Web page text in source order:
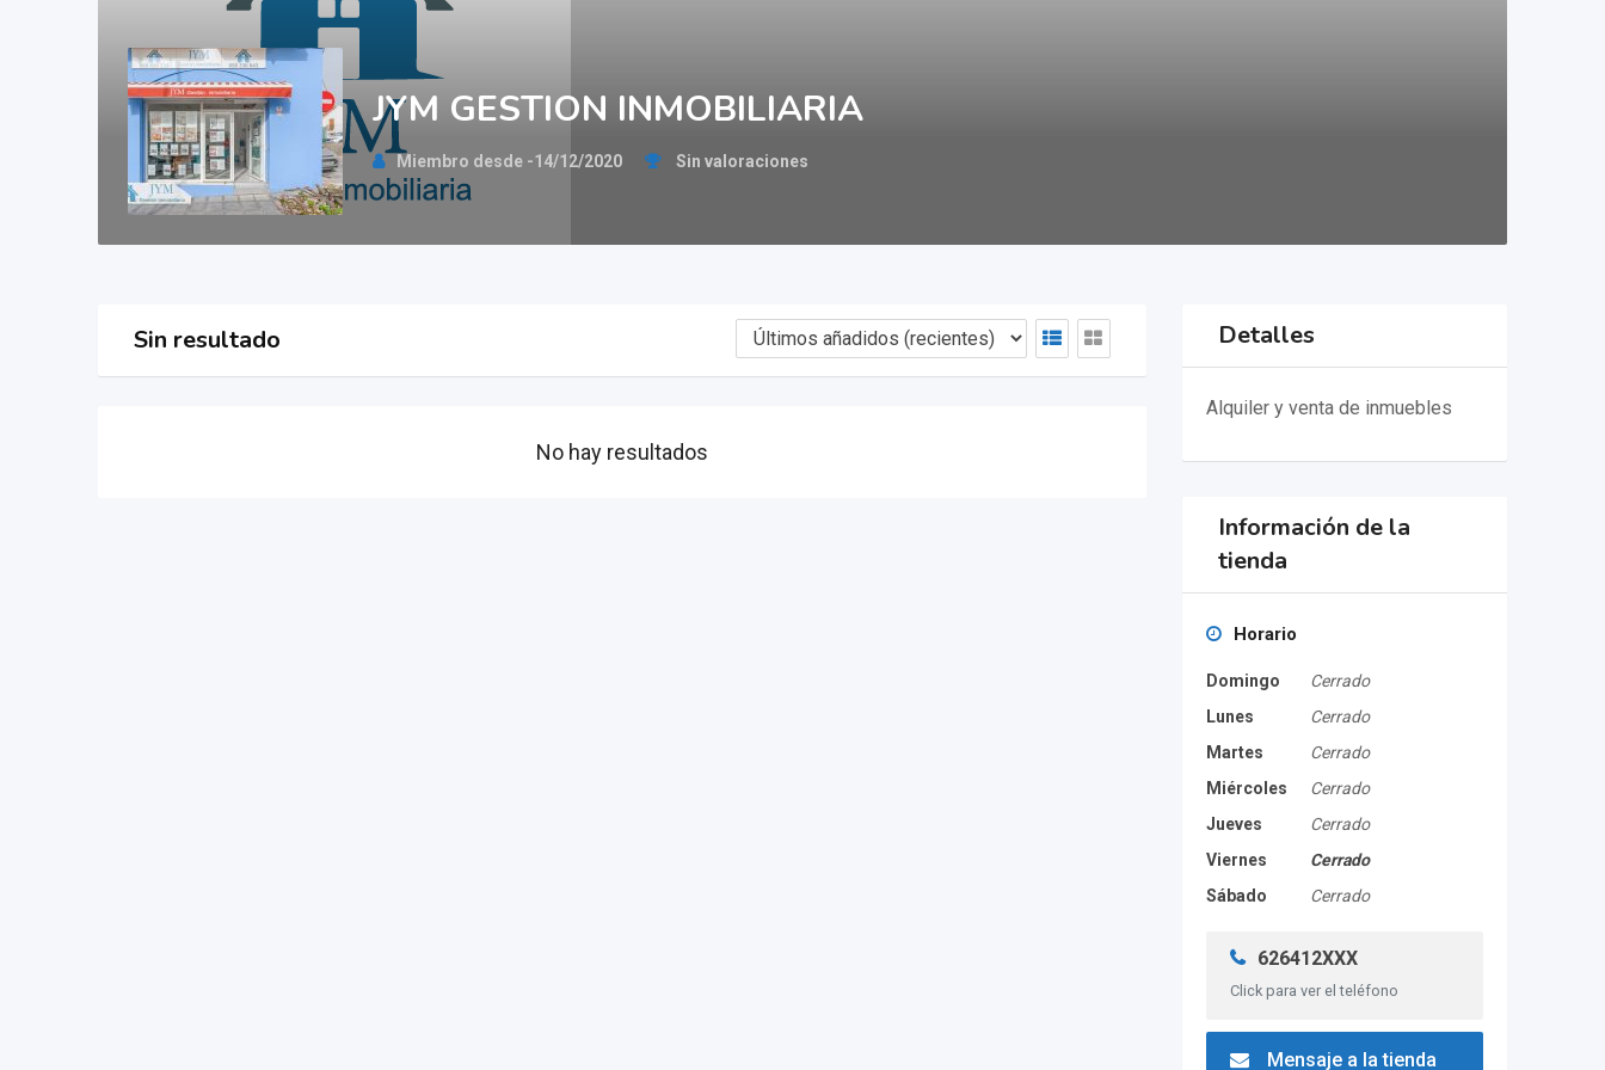
JYM GESTION INMOBILIARIA
Miembro desde -14/12/2020 Sin valoraciones
Sin resultado
No hay resultados
Detalles
Alquiler y venta de inmuebles
Información de la
tienda
Horario
Domingo
Cerrado
Lunes
Cerrado
Martes
Cerrado
Miércoles
Cerrado
Jueves
Cerrado
Viernes
Cerrado
Sábado
Cerrado
626412XXX
Click para ver el teléfono
Mensaje a la tienda